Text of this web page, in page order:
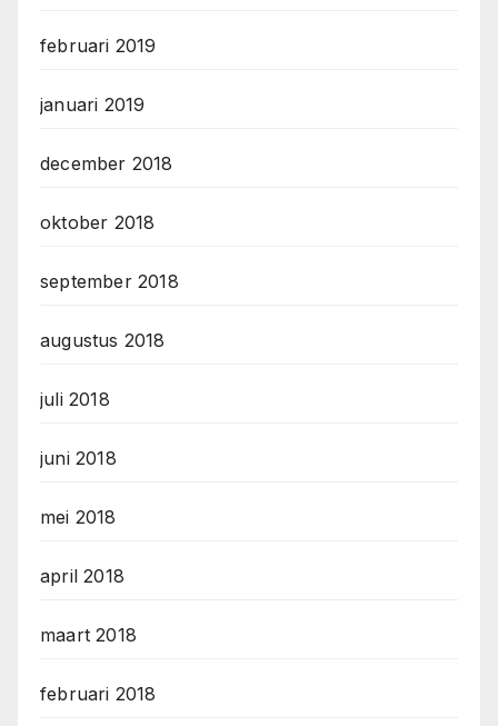
februari 2019
januari 2019
december 2018
oktober 2018
september 2018
augustus 2018
juli 2018
juni 2018
mei 2018
april 2018
maart 2018
februari 2018